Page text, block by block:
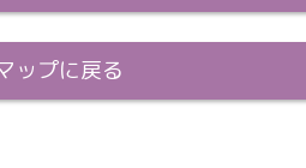
ップに戻る